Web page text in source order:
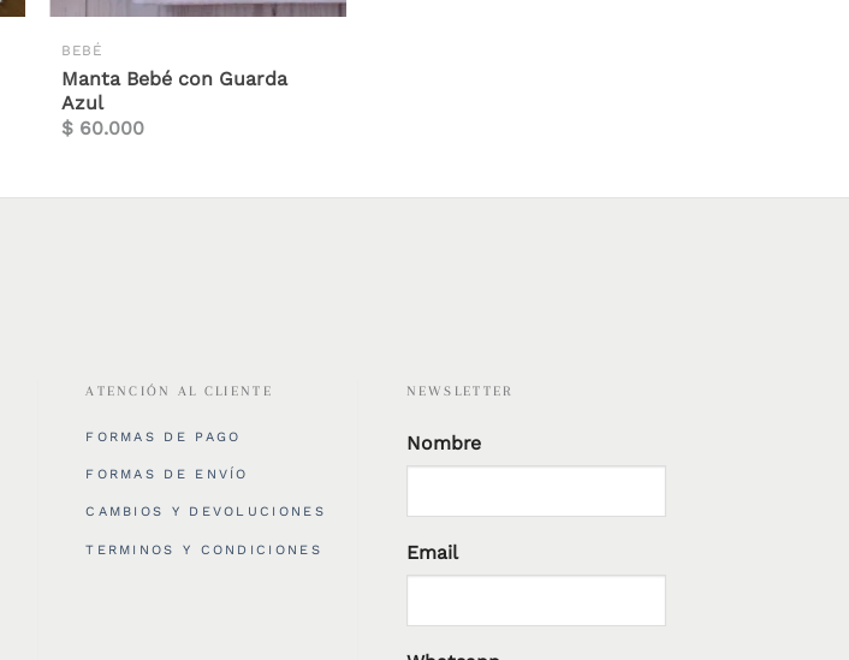
BEBÉ
Manta Bebé con Guarda
Azul
$ 60.000
ATENCIÓN AL CLIENTE
FORMAS DE PAGO
FORMAS DE ENVÍO
CAMBIOS Y DEVOLUCIONES
TERMINOS Y CONDICIONES
NEWSLETTER
Nombre
Email